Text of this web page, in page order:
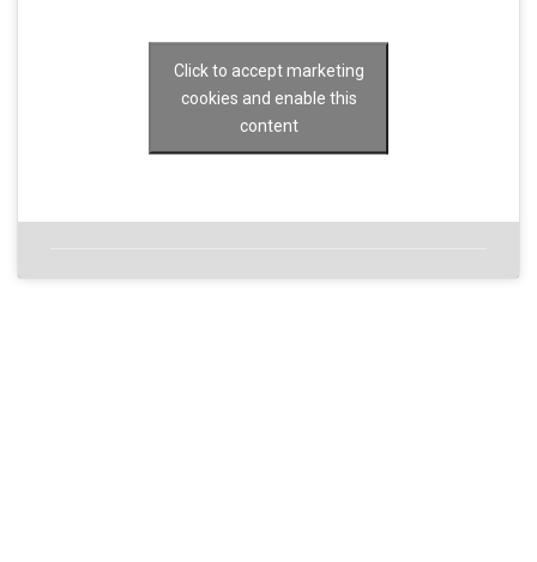
Click to accept marketing
cookies and enable this
content